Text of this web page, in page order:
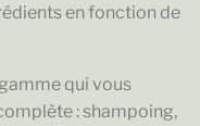
en fonction de
qui vous
: shampoing,